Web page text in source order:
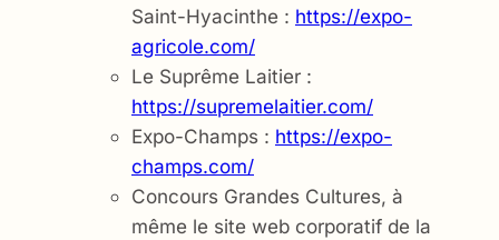
Saint-Hyacinthe : https://expo-
agricole.com/
Le Suprême Laitier :
https://supremelaitier.com/
Expo-Champs : https://expo-
champs.com/
Concours Grandes Cultures, à
même le site web corporatif de la